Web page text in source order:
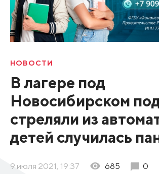
НОВОСТИ
В лагере под
Новосибирском
стреляли из
детей случилась
9 июля 2021, 19:37 685 0